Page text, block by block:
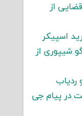
از
اسپیکر
شیپوری از
ردیاب
در پیام جی